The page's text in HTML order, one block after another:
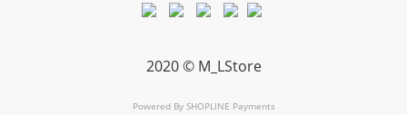
2020 © M_LStore
Powered By SHOPLINE Payments